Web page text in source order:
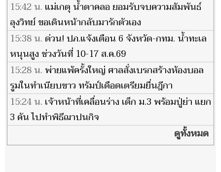
15:42 น. แม่เกตุ น้ำตาคลอ ยอมรับจบความสัมพันธ์
ลุงวิทย์ ขอเดินหน้ากลับมารักตัวเอง
15:38 น. ด่วน! ปภ.แจ้งเตือน 6 จังหวัด-กทม. น้ำทะเล
หนุนสูง ช่วงวันที่ 10-17 ส.ค.69
15:28 น. พ่ายแพ้ครั้งใหญ่ ศาลสั่งเบรกสร้างห้องบอล
รูมในทำเนียบขาว ทรัมป์เดือดเตรียมยื่นฎีกา
15:24 น. เจ้าหน้าที่เคลื่อนร่าง เด็ก ม.3 พร้อมปู่ย่า แยก
3 คัน ไปทำพิธีฌาปนกิจ
ดูทั้งหมด